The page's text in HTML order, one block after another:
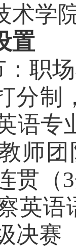
术学
置
：职
分制
语专
师
贯（3
英
决赛